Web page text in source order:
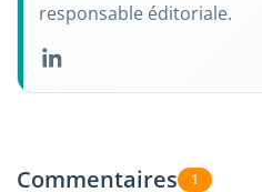
responsable éditoriale.
Commentaires 1